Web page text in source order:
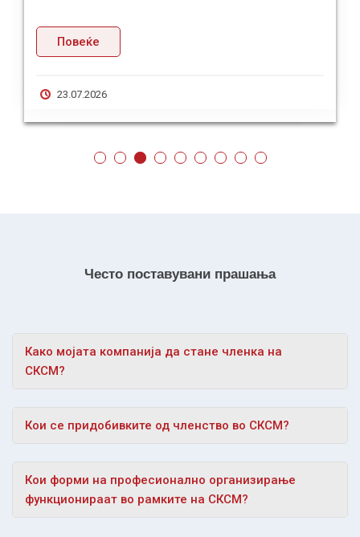
Повеќе
23.07.2026
Често поставувани прашања
Како мојата компанија да стане членка на
СКСМ?
Кои се придобивките од членство во СКСМ?
Кои форми на професионално организирање
функционираат во рамките на СКСМ?